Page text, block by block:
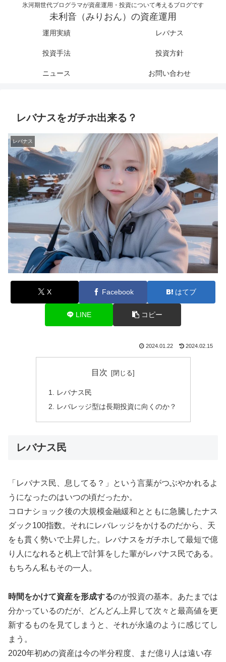
氷河期世代プログラマが資産運用・投資について考えるブログです
未利音（みりおん）の資産運用
運用実績 レバナス
投資手法 投資方針
ニュース お問い合わせ
レバナスをガチホ出来る？
レバナス
X Facebook はてブ
LINE コピー
2024.01.22 2024.02.15
目次
レバナス民
レバレッジ型は長期投資に向くのか？
レバナス民
「レバナス民、息してる？」という言葉がつぶやかれるよ
うになったのはいつの頃だったか。
コロナショック後の大規模金融緩和とともに急騰したナス
ダック100指数。それにレバレッジをかけるのだから、天
をも貫く勢いで上昇した。レバナスをガチホして最短で億
り人になれると机上で計算をした輩がレバナス民である。
もちろん私もその一人。
時間をかけて資産を形成するのが投資の基本。あたまでは
分かっているのだが、どんどん上昇して次々と最高値を更
新するものを見てしまうと、それが永遠のように感じてし
まう。
2020年初めの資産は今の半分程度、まだ億り人は遠い存